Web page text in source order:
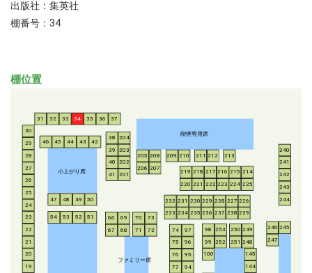
出版社：集英社
棚番号：34
棚位置
小上がり席
ファミリー席
喫煙専用席
19
20
21
22
23
24
25
26
27
28
29
30
31 32 33 34 35 36 37
38
39
40
41
42
43
44
45
46
47 48 49 50
51
52
53
54
66
67
68
69
70
71
72
73
74
75
76
77
94
95
96
97
98
99
100
144
145
201
202
203
204
205
206 207
208 209 210 211 212 213
214
215
216
217
218
219
220 221 222 223 224 225
226
227
228
229
230
231
232
233 234 235 236 237 238 239
240
241
242
243
244
245
246
247
248
249
250
251
252
253